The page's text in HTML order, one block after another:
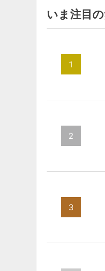
いま注目
1
2
3